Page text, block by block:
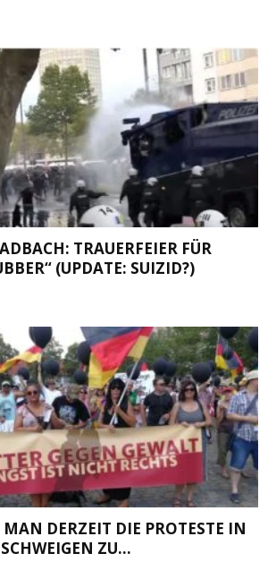
TRAUERFEIER FÜR
(UPDATE: SUIZID?)
MAN DERZEIT DIE PROTESTE IN
ZU...